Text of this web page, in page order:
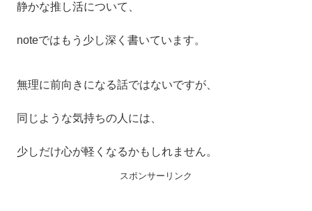
静かな推し活について、
noteではもう少し深く書いています。
無理に前向きになる話ではないですが、
同じような気持ちの人には、
少しだけ心が軽くなるかもしれません。
スポンサーリンク